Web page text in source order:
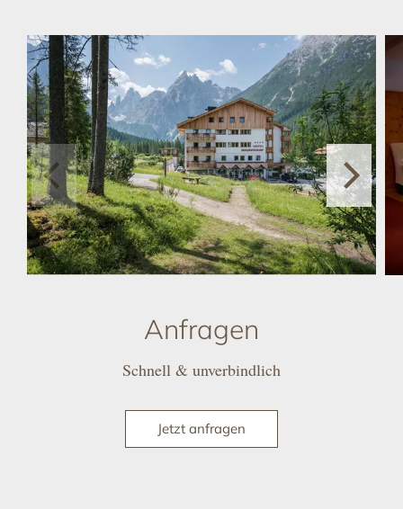
Anfragen
Schnell & unverbindlich
Jetzt anfragen